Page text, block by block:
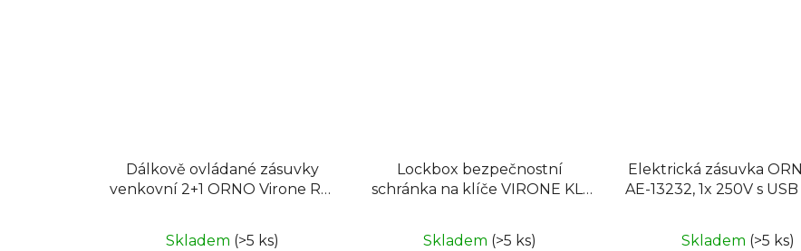
Dálkově ovládané zásuvky
venkovní 2+1 ORNO Virone RS-
Skladem (>5 ks)
Lockbox bezpečnostní
schránka na klíče VIRONE KL-
Skladem (>5 ks)
Elektrická zásuvka
AE-13232, 1x 250V s USB
Skladem (>5 ks)